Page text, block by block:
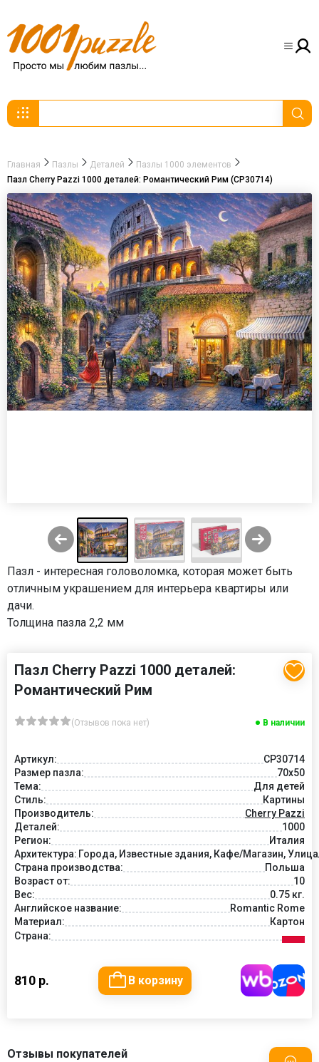
Главная Пазлы Деталей
Пазлы 1000 элементов
Пазл Cherry Pazzi 1000 деталей: Романтический Рим (CP30714)
Пазл - интересная головоломка, которая может быть
отличным украшением для интерьера квартиры или
дачи.
Толщина пазла 2,2 мм
Пазл Cherry Pazzi 1000 деталей:
Романтический Рим
(Отзывов пока нет) В наличии
Артикул:
CP30714
Размер пазла:
70x50
Тема:
Для детей
Стиль:
Картины
Производитель:
Cherry Pazzi
Деталей:
1000
Регион:
Италия
Архитектура: Города, Известные здания, Кафе/Магазин,
Страна производства:
Польша
Возраст от:
10
Вес:
0.75 кг.
Английское название:
Romantic Rome
Материал:
Картон
Страна:
810 р. В корзину
Отзывы покупателей